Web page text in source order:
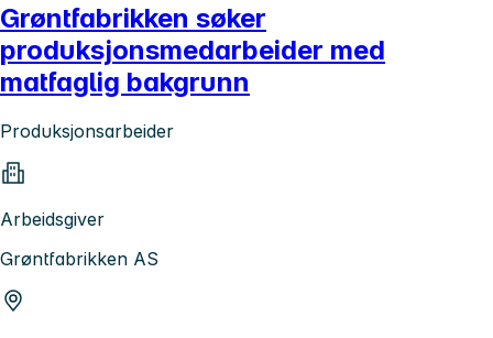
Grøntfabrikken søker
produksjonsmedarbeider med
matfaglig bakgrunn
Produksjonsarbeider
Arbeidsgiver
Grøntfabrikken AS